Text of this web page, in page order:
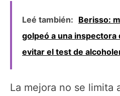
Leé también: Berisso:
golpeó a una inspectora
evitar el test de
La mejora no se limita